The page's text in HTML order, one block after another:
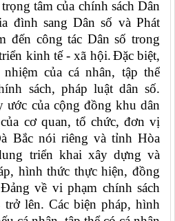
tâm của chính sách Dân
đình sang Dân số và Phát
đến công tác Dân số trong
kinh tế - xã hội.Đặc biệt,
của cá nhân, tập thể
sách, pháp luật dân số.
ước của cộng đồng khu dân
cơ quan, tổ chức, đơn vị
Bắc nói riêng và tỉnh Hòa
triển khai xây dựng và
hình thức thực hiện, đồng
về vi phạm chính sách
lên. Các biện pháp, hình